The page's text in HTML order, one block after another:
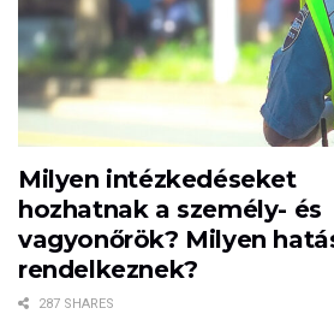
Milyen intézkedéseket
hozhatnak a személy- és
vagyonőrök? Milyen
rendelkeznek?
287 SHARES